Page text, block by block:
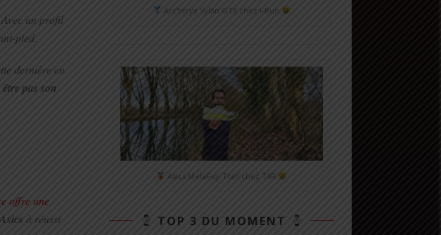
Avec un profil
pied.
dernière en
pas son
offre une
Asics à réussi
Arc'teryx Sylan GTX chez i-Run
Asics MetaFuji Trail chez T4R
TOP 3 DU MOMENT